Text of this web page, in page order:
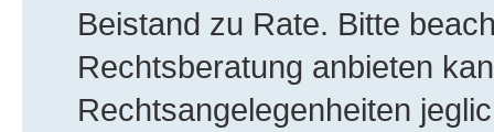
Beistand zu Rate. Bitte
Rechtsberatung anbieten
Rechtsangelegenheiten